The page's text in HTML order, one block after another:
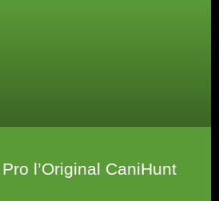
l’Original CaniHunt